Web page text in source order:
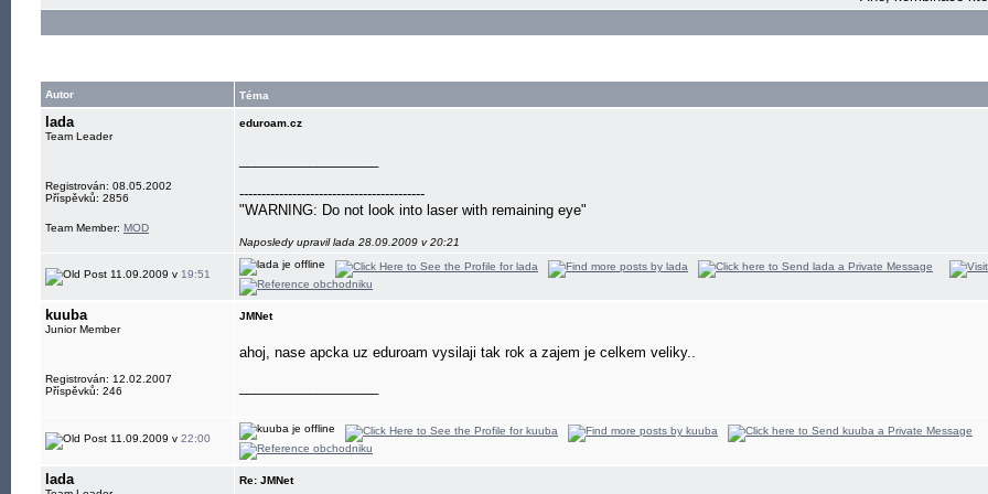
Autor Téma
lada
Team Leader
Registrován: 08.05.2002
Příspěvků: 2856
Team Member: MOD
eduroam.cz
------------------------------------------
"WARNING: Do not look into laser with remaining eye"
Naposledy upravil lada 28.09.2009 v 20:21
11.09.2009 v 19:51
kuuba
Junior Member
Registrován: 12.02.2007
Příspěvků: 246
JMNet
ahoj, nase apcka uz eduroam vysilaji tak rok a zajem je celkem veliky..
11.09.2009 v 22:00
lada Re: JMNet